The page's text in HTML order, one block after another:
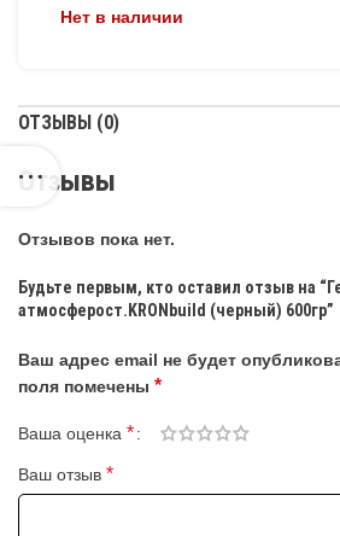
Нет в наличии
ОТЗЫВЫ (0)
Отзывы
Отзывов пока нет.
Будьте первым, кто оставил отзыв на
атмосферост.KRONbuild (черный) 600гр”
Ваш адрес email не будет
поля помечены *
Ваша оценка *
Ваш отзыв *